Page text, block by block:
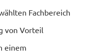
Fachbereich
von Vorteil
einem